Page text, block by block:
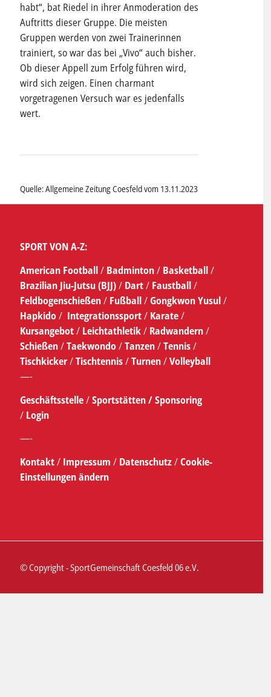
habt“, bat Riedel in ihrer Anmoderation des
Auftritts dieser Gruppe. Die meisten
Gruppen werden von zwei Trainerinnen
trainiert, so war das bei „Vivo“ auch bisher.
Ob dieser Appell zum Erfolg führen wird,
wird sich zeigen. Einen charmant
vorgetragenen Versuch war es jedenfalls
wert.
Quelle: Allgemeine Zeitung Coesfeld vom 13.11.2023
SPORT VON A-Z:
American Football/ Badminton/ Basketball/
Brazilian Jiu-Jutsu (BJJ)/ Dart/ Faustball/
Feldbogenschießen/ Fußball/Gongkwon Yusul/
Hapkido/ Integrationssport/ Karate/
Kursangebot/Leichtathletik/ Radwandern/
Schießen/Taekwondo/Tanzen/Tennis/
Tischkicker/Tischtennis/Turnen/Volleyball
—-
Geschäftsstelle/Sportstätten /Sponsoring
/ Login
—-
Kontakt/ Impressum / Datenschutz/Cookie-
Einstellungen ändern
© Copyright - SportGemeinschaft Coesfeld 06 e.V.